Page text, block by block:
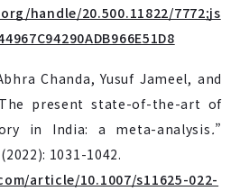
handle/20.500.11822/7772;js
Chanda, Yusuf Jameel, and
present state-of-the-art of
in India: a meta-analysis.”
1031-1042.
article/10.1007/s11625-022-